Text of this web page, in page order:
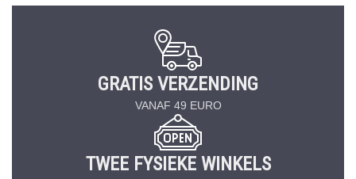
GRATIS VERZENDING
VANAF 49 EURO
TWEE FYSIEKE WINKELS